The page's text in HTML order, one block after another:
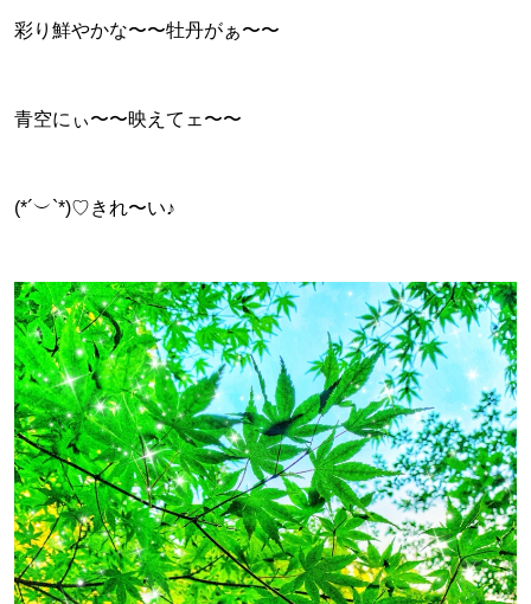
彩り鮮やかな〜〜牡丹がぁ〜〜
青空にぃ〜〜映えてェ〜〜
(*´︶`*)♡きれ〜い♪